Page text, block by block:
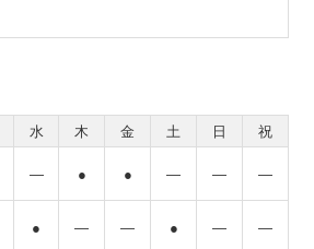
水 木 金 土 日
祝
― ● ● ― ― ―
● ― ― ● ― ―